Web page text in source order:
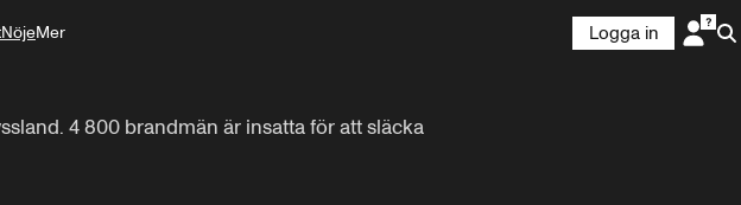
NöjeMer
Logga in
4 800 brandmän är insatta för att släcka